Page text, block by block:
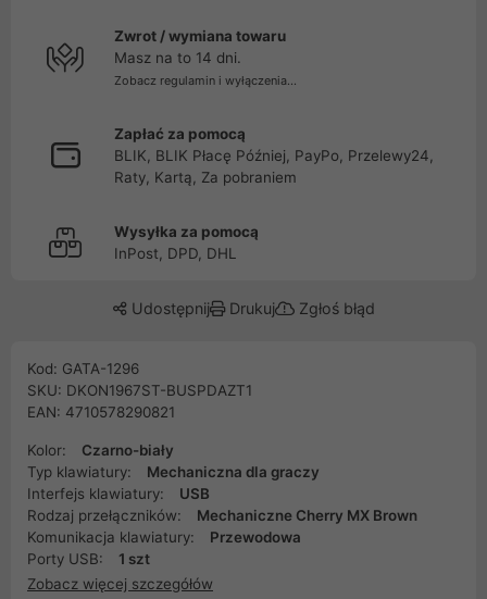
Zwrot / wymiana towaru
Masz na to 14 dni.
Zobacz regulamin i wyłączenia...
Zapłać za pomocą
BLIK, BLIK Płacę Później, PayPo, Przelewy24,
Raty, Kartą, Za pobraniem
Wysyłka za pomocą
InPost, DPD, DHL
Udostępnij Drukuj Zgłoś błąd
Kod: GATA-1296
SKU: DKON1967ST-BUSPDAZT1
EAN: 4710578290821
Kolor:
Czarno-biały
Typ klawiatury:
Mechaniczna dla graczy
Interfejs klawiatury:
USB
Rodzaj przełączników:
Mechaniczne Cherry MX Brown
Komunikacja klawiatury:
Przewodowa
Porty USB:
1 szt
Zobacz więcej szczegółów